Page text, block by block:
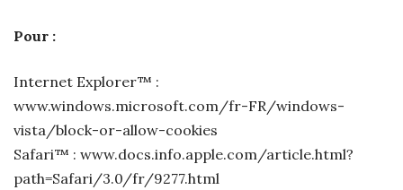
Pour :
Internet Explorer™ :
www.windows.microsoft.com/fr-FR/windows-
vista/block-or-allow-cookies
Safari™ : www.docs.info.apple.com/article.html?
path=Safari/3.0/fr/9277.html